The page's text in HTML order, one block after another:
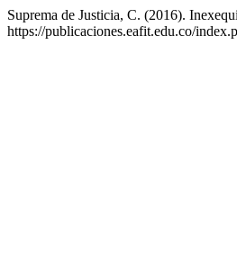
Suprema de Justicia, C. (2016).
https://publicaciones.eafit.edu.co/